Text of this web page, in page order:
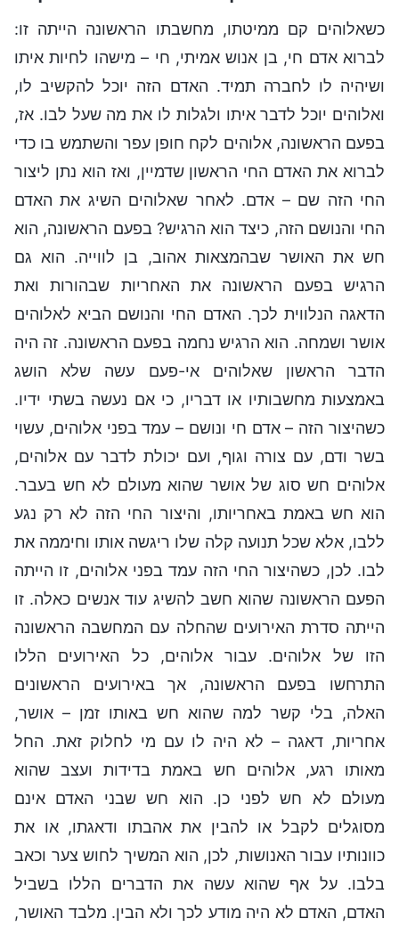
כשאלוהים קם ממיטתו, מחשבתו הראשונה הייתה זו:
לברוא אדם חי, בן אנוש אמיתי, חי – מישהו לחיות איתו
ושיהיה לו לחברה תמיד. האדם הזה יוכל להקשיב לו,
ואלוהים יוכל לדבר איתו ולגלות לו את מה שעל לבו. אז,
בפעם הראשונה, אלוהים לקח חופן עפר והשתמש בו כדי
לברוא את האדם החי הראשון שדמיין, ואז הוא נתן ליצור
החי הזה שם – אדם. לאחר שאלוהים השיג את האדם
החי והנושם הזה, כיצד הוא הרגיש? בפעם הראשונה, הוא
חש את האושר שבהמצאות אהוב, בן לווייה. הוא גם
הרגיש בפעם הראשונה את האחריות שבהורות ואת
הדאגה הנלווית לכך. האדם החי והנושם הביא לאלוהים
אושר ושמחה. הוא הרגיש נחמה בפעם הראשונה. זה היה
הדבר הראשון שאלוהים אי-פעם עשה שלא הושג
באמצעות מחשבותיו או דבריו, כי אם נעשה בשתי ידיו.
כשהיצור הזה – אדם חי ונושם – עמד בפני אלוהים, עשוי
בשר ודם, עם צורה וגוף, ועם יכולת לדבר עם אלוהים,
אלוהים חש סוג של אושר שהוא מעולם לא חש בעבר.
הוא חש באמת באחריותו, והיצור החי הזה לא רק נגע
ללבו, אלא שכל תנועה קלה שלו ריגשה אותו וחיממה את
לבו. לכן, כשהיצור החי הזה עמד בפני אלוהים, זו הייתה
הפעם הראשונה שהוא חשב להשיג עוד אנשים כאלה. זו
הייתה סדרת האירועים שהחלה עם המחשבה הראשונה
הזו של אלוהים. עבור אלוהים, כל האירועים הללו
התרחשו בפעם הראשונה, אך באירועים הראשונים
האלה, בלי קשר למה שהוא חש באותו זמן – אושר,
אחריות, דאגה – לא היה לו עם מי לחלוק זאת. החל
מאותו רגע, אלוהים חש באמת בדידות ועצב שהוא
מעולם לא חש לפני כן. הוא חש שבני האדם אינם
מסוגלים לקבל או להבין את אהבתו ודאגתו, או את
כוונותיו עבור האנושות, לכן, הוא המשיך לחוש צער וכאב
בלבו. על אף שהוא עשה את הדברים הללו בשביל
האדם, האדם לא היה מודע לכך ולא הבין. מלבד האושר,